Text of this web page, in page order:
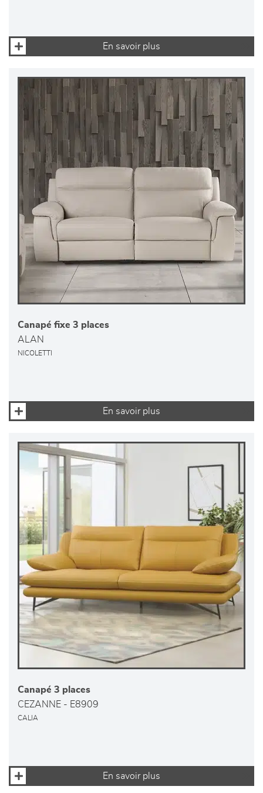
En savoir plus
Canapé fixe 3 places
ALAN
NICOLETTI
En savoir plus
Canapé 3 places
CEZANNE - E8909
CALIA
En savoir plus